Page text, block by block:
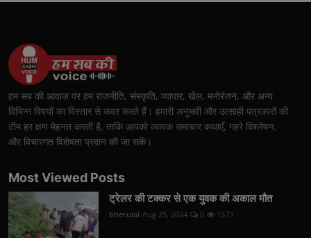
हम सब की आवाज़ पर हम राजनीति, संस्कृति, व्यापार, खेल, मनोरंजन, और अन्य
विभिन्न विषयों का विस्तार से कवर करते हैं। हमारी अनुभवी और उत्साही पत्रकारों की
टीम हर क्षण मेहनत करती है, ताकि आपको व्यापक समाचार कथाएँ, गहरे विश्लेषण,
और विचारगत विशेषता प्रदान की जा सकें।
Most Viewed Posts
ट्रेलर की टक्कर से एक युवक की अकाल मौत
bherulal Aug 25, 2024 0 1573